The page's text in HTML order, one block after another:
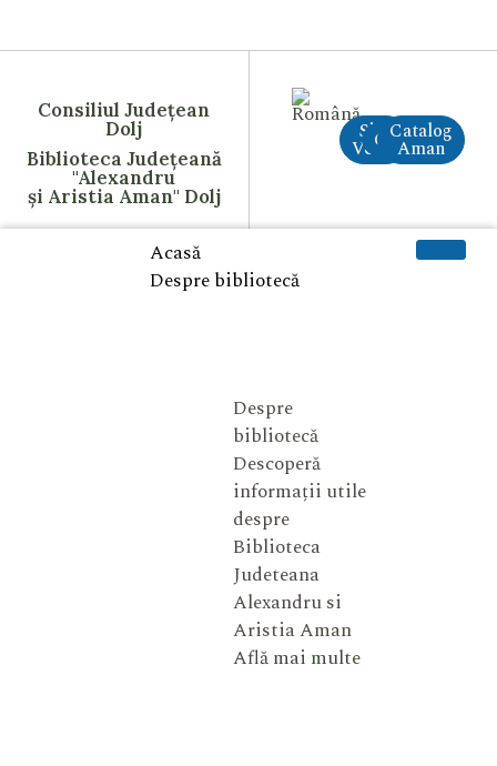
Consiliul Județean
Dolj
Biblioteca Județeană
"Alexandru
și Aristia Aman" Dolj
Site
VechiCreAI
Catalog
Aman
Acasă
Despre bibliotecă
Despre
bibliotecă
Descoperă
informații utile
despre
Biblioteca
Judeteana
Alexandru si
Aristia Aman
Află mai multe